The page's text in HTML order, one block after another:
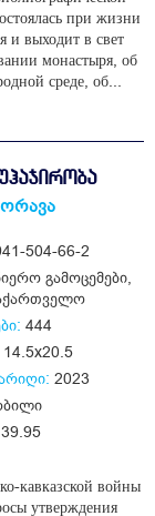
при жизни
и выходит в свет
монастыря, об
среде, об...
504-66-2
გამოცემები
444
14.5x20.5
2023
39.95
кавказской войны
утверждения